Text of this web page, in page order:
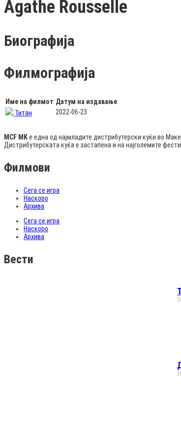
Agathe Rousselle
Биографија
Филмографија
Име на филмот Датум на издавање
Титан
2022-06-23
MCF MKе една од најмладите дистрибутерски куќи во
Дистрибутерската куќа е застапена и на најголемите
Филмови
Сега се игра
Наскоро
Архива
Сега се игра
Наскоро
Архива
Вести